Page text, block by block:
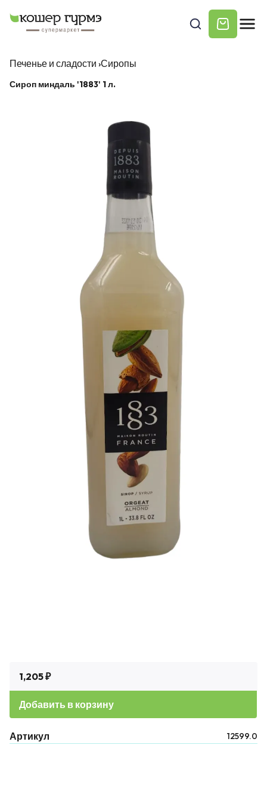
Печенье и сладости ›Сиропы
Сироп миндаль '1883' 1 л.
1,205 ₽
Добавить в корзину
Артикул 12599.0